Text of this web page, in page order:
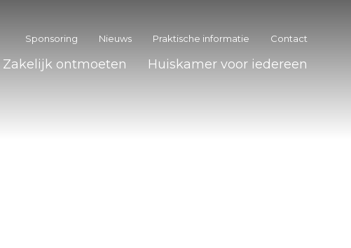
Sponsoring Nieuws Praktische informatie Contact
Zakelijk ontmoeten Huiskamer voor iedereen